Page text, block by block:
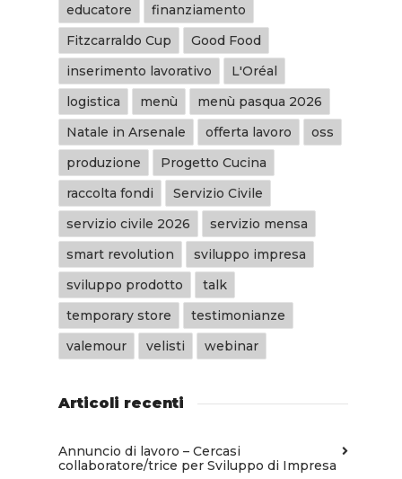
educatore
finanziamento
Fitzcarraldo Cup
Good Food
inserimento lavorativo
L'Oréal
logistica
menù
menù pasqua 2026
Natale in Arsenale
offerta lavoro
oss
produzione
Progetto Cucina
raccolta fondi
Servizio Civile
servizio civile 2026
servizio mensa
smart revolution
sviluppo impresa
sviluppo prodotto
talk
temporary store
testimonianze
valemour
velisti webinar
Articoli recenti
Annuncio di lavoro – Cercasi
collaboratore/trice per Sviluppo di Impresa